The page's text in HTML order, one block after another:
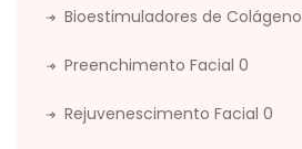
Bioestimuladores de Colágeno
Preenchimento Facial 0
Rejuvenescimento Facial 0